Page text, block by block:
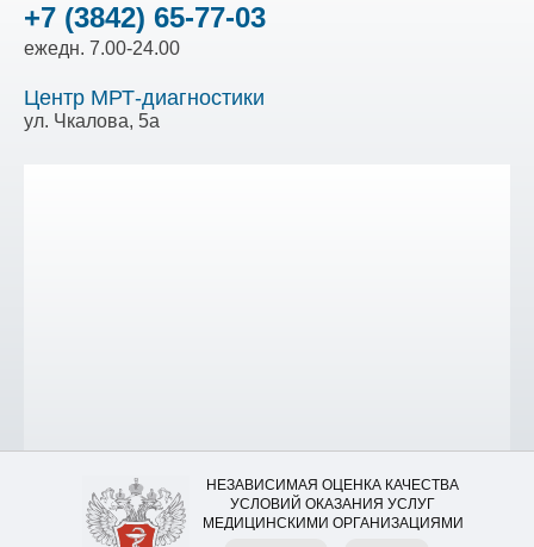
+7 (3842) 65-77-03
ежедн. 7.00-24.00
Центр МРТ-диагностики
ул. Чкалова, 5а
НЕЗАВИСИМАЯ ОЦЕНКА КАЧЕСТВА
УСЛОВИЙ ОКАЗАНИЯ УСЛУГ
МЕДИЦИНСКИМИ ОРГАНИЗАЦИЯМИ